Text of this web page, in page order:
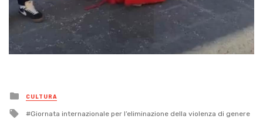
Posted
in
CULTURA
Tagged
Giornata internazionale per l’eliminazione della violenza di genere